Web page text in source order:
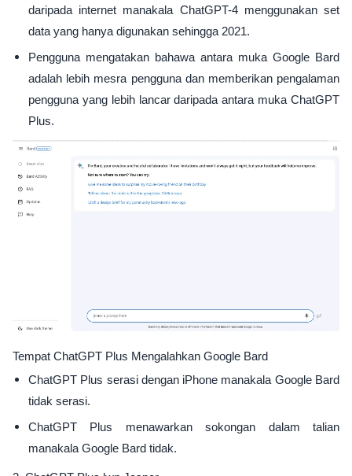
daripada internet manakala ChatGPT-4 menggunakan set
data yang hanya digunakan sehingga 2021.
Pengguna mengatakan bahawa antara muka Google Bard
adalah lebih mesra pengguna dan memberikan pengalaman
pengguna yang lebih lancar daripada antara muka ChatGPT
Plus.
Tempat ChatGPT Plus Mengalahkan Google Bard
ChatGPT Plus serasi dengan iPhone manakala Google Bard
tidak serasi.
ChatGPT Plus menawarkan sokongan dalam talian
manakala Google Bard tidak.